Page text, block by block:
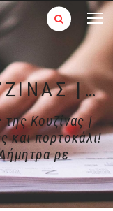
ΙΣΤΟΡΊΕΣ ΤΗΣ ΚΟΥΖΊΝΑΣ | ΧΟΙΡΙΝΌ ΣΤΟΝ ΦΟΎΡΝΟ ΜΕ ΠΑΤΆΤΕΣ ΚΑΙ ΠΟΡΤΟΚΆΛΙ! (ΓΙΑ ΤΟΝ ΔΗΜΉΤΡΗ ΚΑΙ ΤΗΝ ΔΉΜΗΤΡΑ ΡΕ ΓΑΜΏΤΟ)!!!
της Κουζίνας |
και πορτοκάλι!
ρε